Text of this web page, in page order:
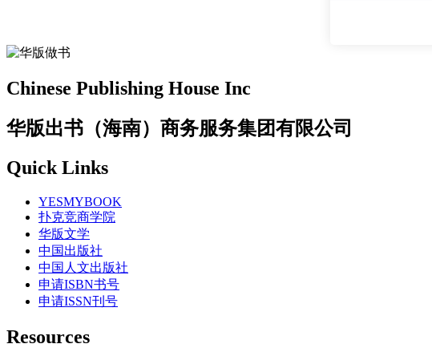
Chinese Publishing House Inc
华版出书（海南）商务服务集团有限公司
Quick Links
YESMYBOOK
扑克竞商学院
华版文学
中国出版社
中国人文出版社
申请ISBN书号
申请ISSN刊号
Resources